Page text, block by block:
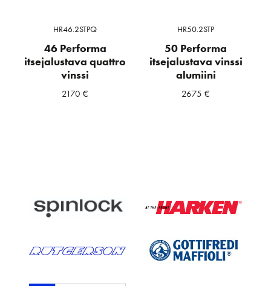
HR46.2STPQ
46 Performa
itsejalustava quattro
vinssi
2170€
HR50.2STP
50 Performa
itsejalustava vinssi
alumiini
2675€